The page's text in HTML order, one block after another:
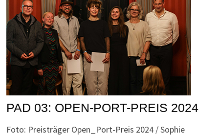
PAD 03: OPEN-PORT-PREIS 2024
Foto: Preisträger Open_Port-Preis 2024 / Sophie